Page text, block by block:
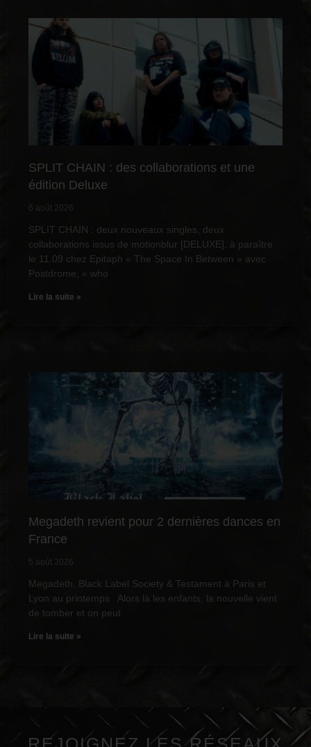
SPLIT CHAIN : des collaborations et une
édition Deluxe
6 août 2026
SPLIT CHAIN : deux nouveaux singles, deux
collaborations issus de motionblur [DELUXE], à paraître
le 11.09 chez Epitaph « The Space In Between » avec
Postdrome, « who
Lire la suite »
Megadeth revient pour 2 dernières dances en
France
5 août 2026
Megadeth, Black Label Society & Testament à Paris et
Lyon au printemps Alors là les enfants, la nouvelle vient
de tomber et on peut
Lire la suite »